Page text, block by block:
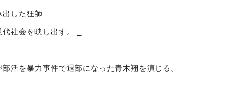
した狂師
社会を映し出す。
活を暴力事件で退部になった青木翔を演じる。